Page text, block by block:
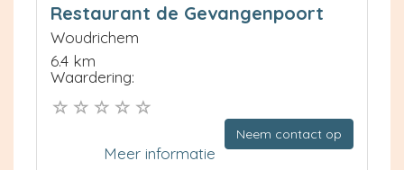
Restaurant de Gevangenpoort
Woudrichem
6.4 km
Waardering:
Neem contact op
Meer informatie